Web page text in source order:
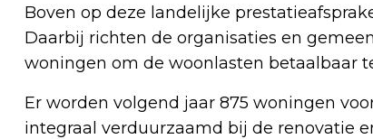
Boven op deze landelijke
Daarbij richten de organisaties en
woningen om de woonlasten betaalbaar
Er worden volgend jaar 875 woningen
integraal verduurzaamd bij de renovatie